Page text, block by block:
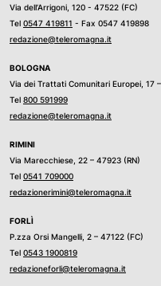
Via dell’Arrigoni, 120 - 47522 (FC)
Tel 0547 419811 - Fax 0547 419898
redazione@teleromagna.it
BOLOGNA
Via dei Trattati Comunitari Europei, 17
Tel 800 591999
redazione@teleromagna.it
RIMINI
Via Marecchiese, 22 – 47923 (RN)
Tel 0541 709000
redazionerimini@teleromagna.it
FORLÌ
P.zza Orsi Mangelli, 2 – 47122 (FC)
Tel 0543 1900819
redazioneforli@teleromagna.it